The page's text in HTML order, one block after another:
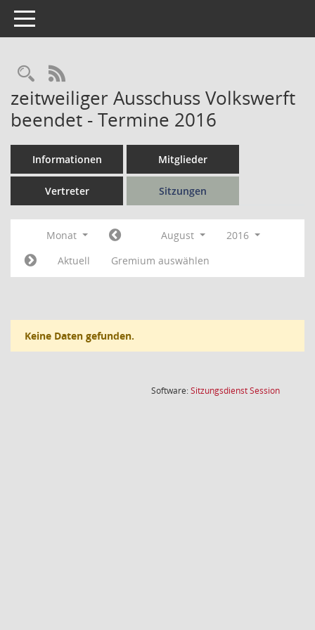
Toggle navigation
Rechercheauswahl
RSS-Feed
zeitweiliger Ausschuss Volkswerft
beendet - Termine 2016
Informationen Mitglieder
Vertreter Sitzungen
Monat August
2016
Aktuell
Gremium auswählen
Keine Daten gefunden.
Software:SitzungsdienstSession(Wird in